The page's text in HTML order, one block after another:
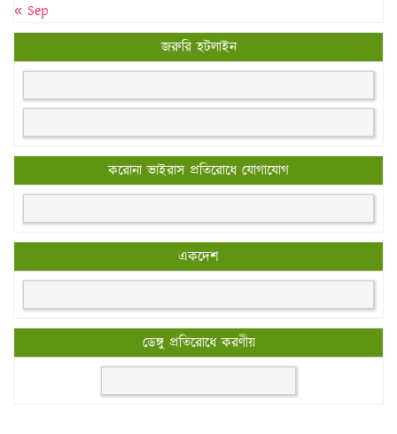
« Sep
জরুরি হটলাইন
করোনা ভাইরাস প্রতিরোধে যোগাযোগ
একদেশ
ডেঙ্গু প্রতিরোধে করণীয়